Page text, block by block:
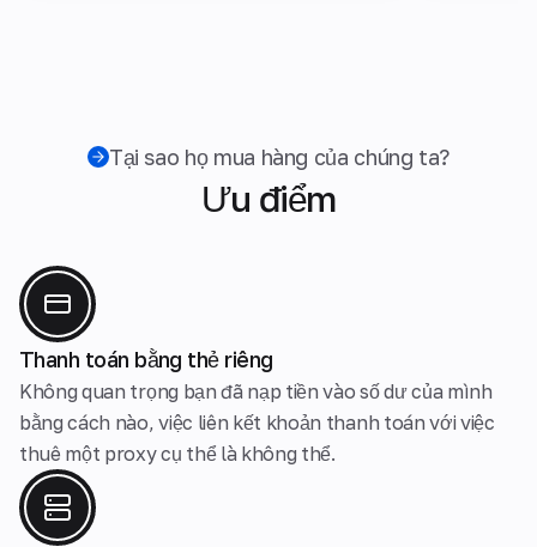
Tại sao họ mua hàng của chúng ta?
Ưu điểm
Thanh toán bằng thẻ riêng
Không quan trọng bạn đã nạp tiền vào số dư của mình
bằng cách nào, việc liên kết khoản thanh toán với việc
thuê một proxy cụ thể là không thể.